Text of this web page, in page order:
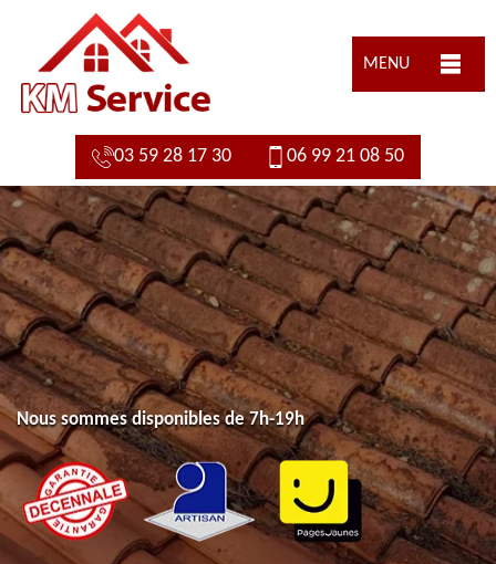
MENU
03 59 28 17 30 06 99 21 08 50
Nous sommes disponibles de 7h-19h